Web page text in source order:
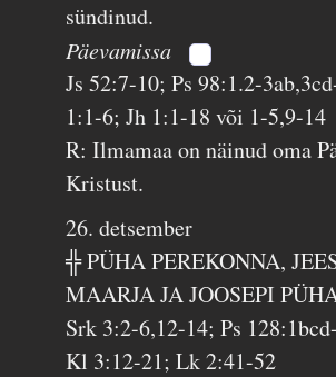
sündinud.
Päevamissa
Js 52:7-10; Ps 98:1.2-
1:1-6; Jh 1:1-18 või 1-5,9-14
R: Ilmamaa on näinud oma
Kristust.
26. detsember
╬ PÜHA PEREKONNA,
MAARJA JA JOOSEPI
Srk 3:2-6,12-14; Ps
Kl 3:12-21; Lk 2:41-52